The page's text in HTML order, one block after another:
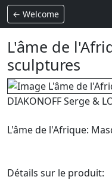
← Welcome
L'âme de
sculptures
DIAKONOFF Serge &
L'âme de l'Afrique:
Détails sur le produit: